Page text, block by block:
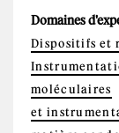
Domaines
Dispositifs et
moléculaires
et